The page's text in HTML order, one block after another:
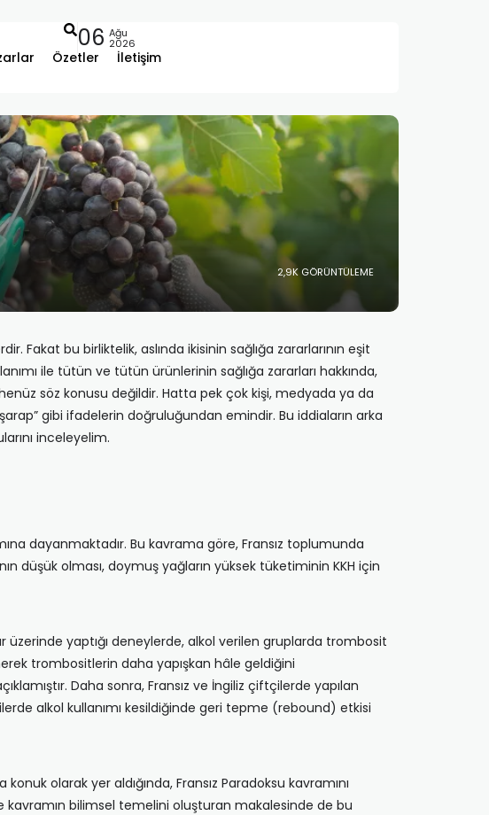
Özetler İletişim
06 Ağu
2026
2,9K GÖRÜNTÜLEME
Fakat bu birliktelik, aslında ikisinin sağlığa zararlarının eşit
ile tütün ve tütün ürünlerinin sağlığa zararları hakkında,
söz konusu değildir. Hatta pek çok kişi, medyada ya da
gibi ifadelerin doğruluğundan emindir. Bu iddiaların arka
inceleyelim.
dayanmaktadır. Bu kavrama göre, Fransız toplumunda
düşük olması, doymuş yağların yüksek tüketiminin KKH için
üzerinde yaptığı deneylerde, alkol verilen gruplarda trombosit
trombositlerin daha yapışkan hâle geldiğini
Daha sonra, Fransız ve İngiliz çiftçilerde yapılan
alkol kullanımı kesildiğinde geri tepme (rebound) etkisi
olarak yer aldığında, Fransız Paradoksu kavramını
kavramın bilimsel temelini oluşturan makalesinde de bu